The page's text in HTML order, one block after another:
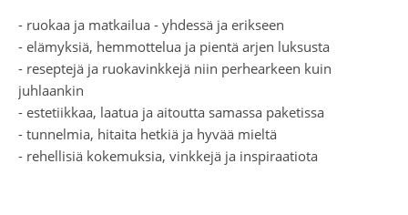
- ruokaa ja matkailua - yhdessä ja erikseen
- elämyksiä, hemmottelua ja pientä arjen luksusta
- reseptejä ja ruokavinkkejä niin perhearkeen kuin
juhlaankin
- estetiikkaa, laatua ja aitoutta samassa paketissa
- tunnelmia, hitaita hetkiä ja hyvää mieltä
- rehellisiä kokemuksia, vinkkejä ja inspiraatiota